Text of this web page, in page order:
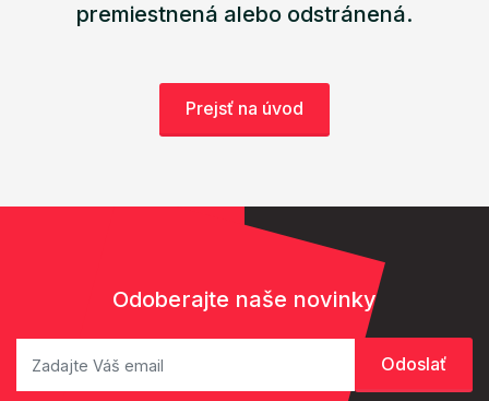
premiestnená alebo odstránená.
Prejsť na úvod
Odoberajte naše novinky